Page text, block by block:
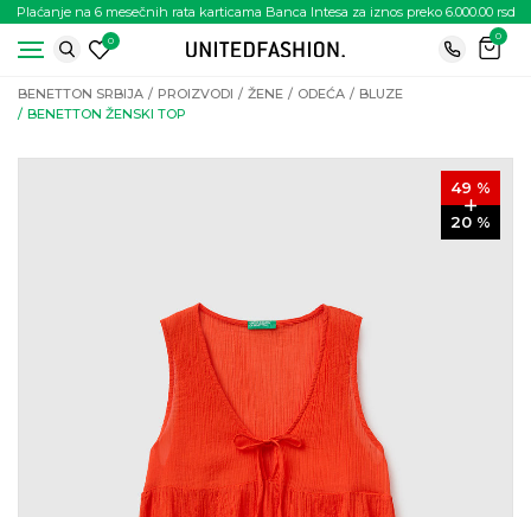
Plaćanje na 6 mesečnih rata karticama Banca Intesa za iznos preko 6.000.00 rsd
0
0
BENETTON SRBIJA PROIZVODI ŽENE ODEĆA
BLUZE
BENETTON ŽENSKI TOP
49 %
20 %